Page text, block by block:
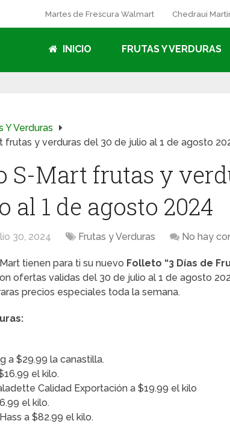
Martes de Frescura Walmart Chedraui
INICIO FRUTAS Y VERDURAS
Y Verduras
frutas y verduras del 30 de julio al 1 de agosto
S-Mart frutas y
al 1 de agosto 2024
30, 2024 Frutas y Verduras No hay
tienen para ti su nuevo Folleto “3 Días de
ofertas validas del 30 de julio al 1 de agosto
precios especiales toda la semana.
a $29.99 la canastilla.
el kilo.
Calidad Exportación a $19.99 el kilo
el kilo.
a $82.99 el kilo.